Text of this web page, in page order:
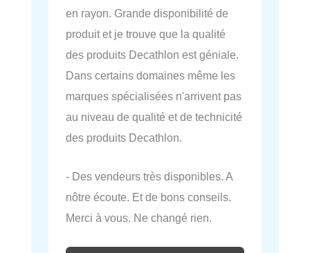
en rayon. Grande disponibilité de
produit et je trouve que la qualité
des produits Decathlon est géniale.
Dans certains domaines même les
marques spécialisées n'arrivent pas
au niveau de qualité et de technicité
des produits Decathlon.
- Des vendeurs très disponibles. A
nôtre écoute. Et de bons conseils.
Merci à vous. Ne changé rien.